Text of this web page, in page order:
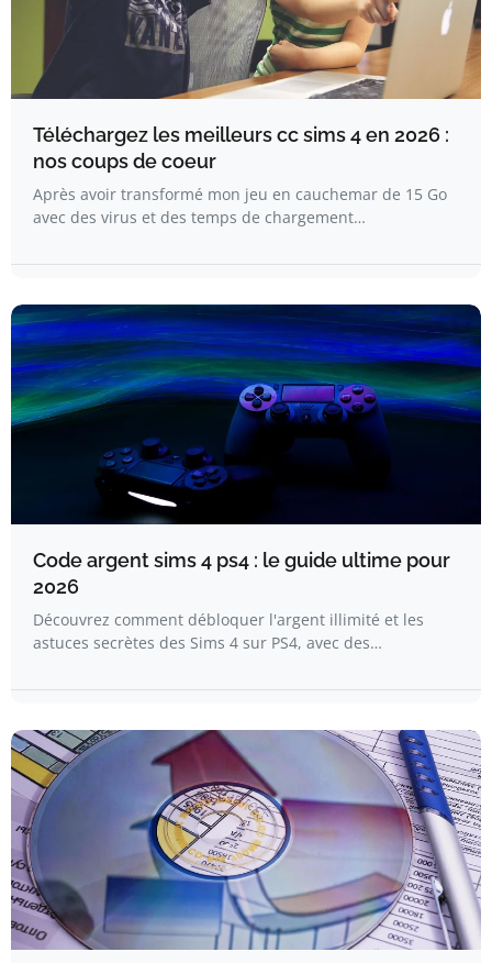
Téléchargez les meilleurs cc sims 4 en 2026 :
nos coups de coeur
Après avoir transformé mon jeu en cauchemar de 15 Go
avec des virus et des temps de chargement…
Code argent sims 4 ps4 : le guide ultime pour
2026
Découvrez comment débloquer l'argent illimité et les
astuces secrètes des Sims 4 sur PS4, avec des…